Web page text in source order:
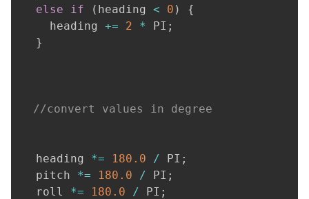
else
if ( heading < 0 )
{
    heading
+= 2 * PI ;
}
//convert values in degree
  heading
*= 180.0 / PI ;
  pitch
*= 180.0 / PI ;
  roll
*= 180.0 / PI ;